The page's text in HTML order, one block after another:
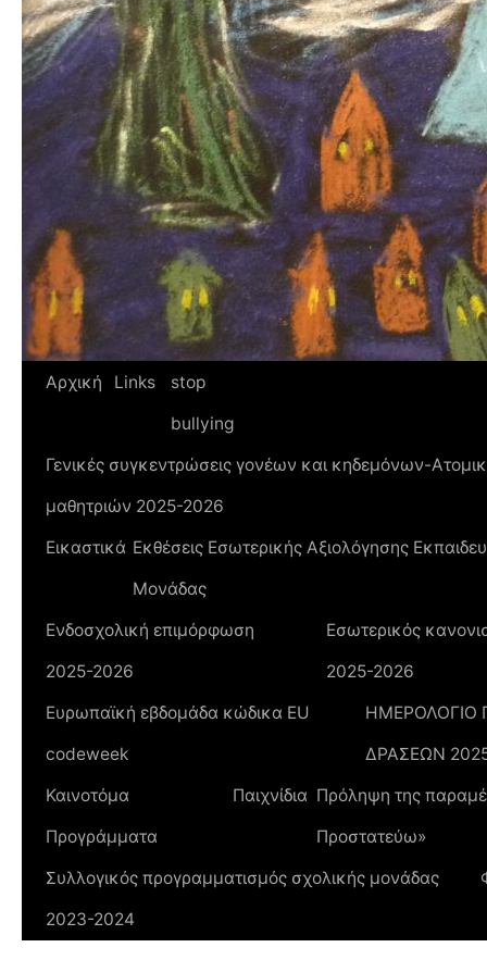
Αρχική Links
stop
bullying
Γενικές συγκεντρώσεις γονέων και κηδεμόνων-
μαθητριών 2025-2026
Εικαστικά Εκθέσεις Εσωτερικής Αξιολόγησης
Μονάδας
Ενδοσχολική επιμόρφωση
2025-2026
Εσωτερικός
2025-2026
Ευρωπαϊκή εβδομάδα κώδικα ΕU
codeweek
ΔΡΑΣΕΩΝ
Καινοτόμα
Προγράμματα
Παιχνίδια Πρόληψη της
Προστατεύω»
Συλλογικός προγραμματισμός σχολικής μονάδας
2023-2024